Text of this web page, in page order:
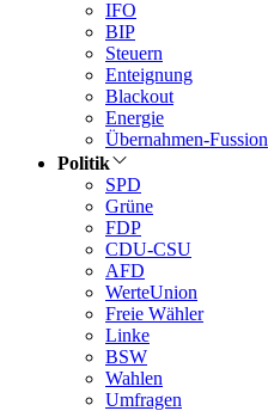
IFO
BIP
Steuern
Enteignung
Blackout
Energie
Übernahmen-Fussion
Politik
SPD
Grüne
FDP
CDU-CSU
AFD
WerteUnion
Freie Wähler
Linke
BSW
Wahlen
Umfragen